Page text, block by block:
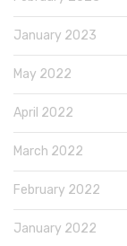
January 2023
May 2022
April 2022
March 2022
February 2022
January 2022